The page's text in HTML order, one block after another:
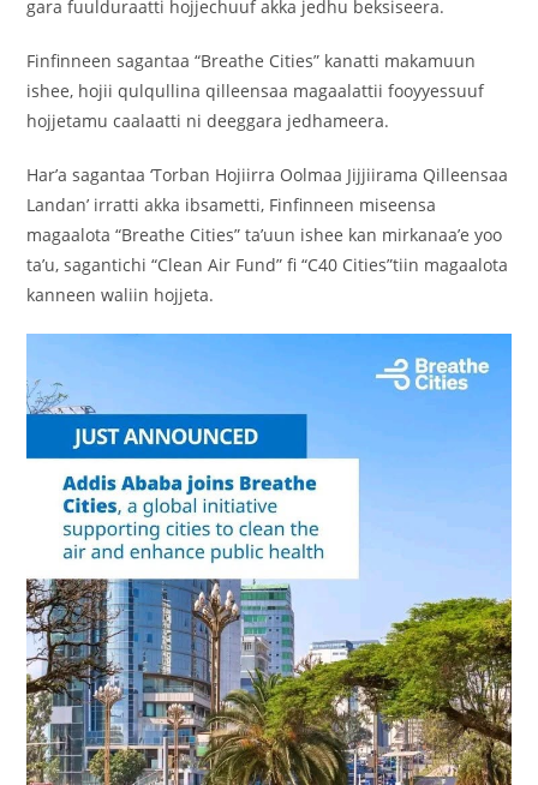
gara fuulduraatti hojjechuuf akka jedhu beksiseera.
Finfinneen sagantaa “Breathe Cities” kanatti makamuun
ishee, hojii qulqullina qilleensaa magaalattii fooyyessuuf
hojjetamu caalaatti ni deeggara jedhameera.
Har’a sagantaa ‘Torban Hojiirra Oolmaa Jijjiirama Qilleensaa
Landan’ irratti akka ibsametti, Finfinneen miseensa
magaalota “Breathe Cities” ta’uun ishee kan mirkanaa’e yoo
ta’u, sagantichi “Clean Air Fund” fi “C40 Cities”tiin magaalota
kanneen waliin hojjeta.